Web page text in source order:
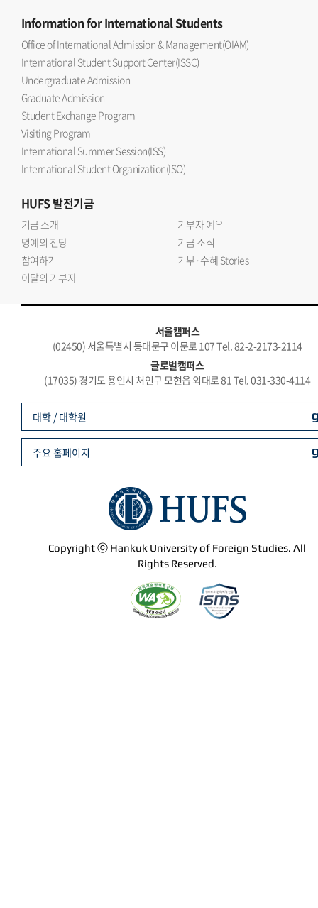
Informationfor International Students
Office of International Admission & Management(OIAM)
International Student Support Center(ISSC)
Undergraduate Admission
Graduate Admission
Student Exchange Program
Visiting Program
International Summer Session(ISS)
International Student Organization(ISO)
HUFS발전기금
기금 소개
기부자 예우
명예의 전당
기금 소식
참여하기
기부·수혜 Stories
이달의 기부자
서울캠퍼스
(02450) 서울특별시 동대문구 이문로 107 Tel. 82-2-2173-2114
글로벌캠퍼스
(17035) 경기도 용인시 처인구 모현읍 외대로 81 Tel. 031-330-4114
Copyright ⓒ Hankuk University of Foreign Studies. All
Rights Reserved.
대학 / 대학원
주요 홈페이지